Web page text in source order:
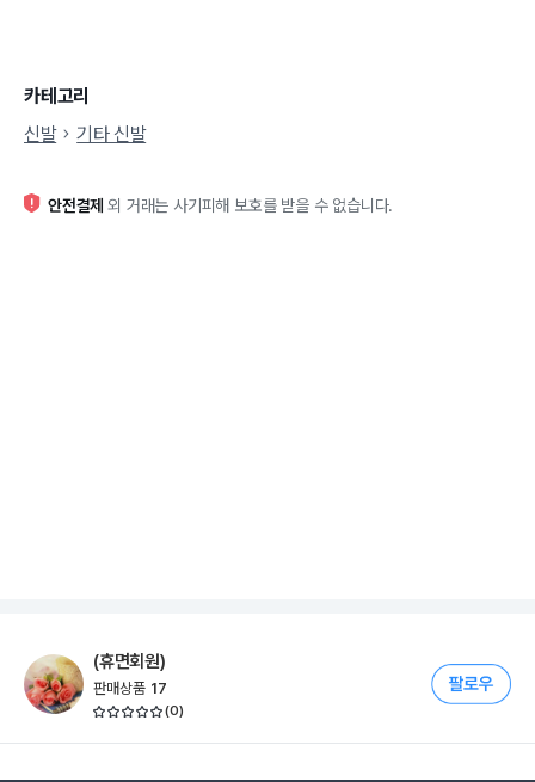
카테고리
신발
기타 신발
안전결제 외 거래는 사기피해 보호를 받을 수 없습니다.
(휴면회원)
판매상품 17
(0)